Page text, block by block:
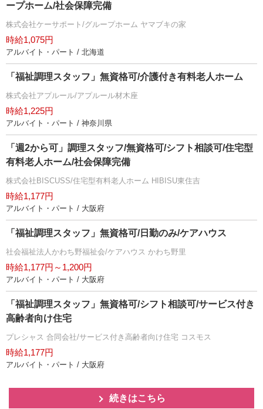
ープホーム/社会保障完備
株式会社ケーサポート/グループホーム ヤマブキの家
時給1,075円
アルバイト・パート / 北海道
「福祉調理スタッフ」無資格可/介護付き有料老人ホーム
株式会社アプルール/アプルール材木座
時給1,225円
アルバイト・パート / 神奈川県
「週2から可」調理スタッフ/無資格可/シフト相談可/住宅型
有料老人ホーム/社会保障完備
株式会社BISCUSS/住宅型有料老人ホーム HIBISU東住吉
時給1,177円
アルバイト・パート / 大阪府
「福祉調理スタッフ」無資格可/日勤のみ/ケアハウス
社会福祉法人かわち野福祉会/ケアハウス かわち野里
時給1,177円～1,200円
アルバイト・パート / 大阪府
「福祉調理スタッフ」無資格可/シフト相談可/サービス付き
高齢者向け住宅
プレシャス 合同会社/サービス付き高齢者向け住宅 コスモス
時給1,177円
アルバイト・パート / 大阪府
続きはこちら